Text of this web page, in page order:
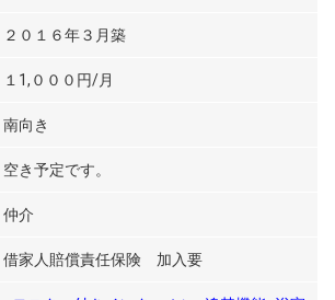
２０１６年３月築
１1,０００円/月
南向き
空き予定です。
仲介
借家人賠償責任保険 加入要